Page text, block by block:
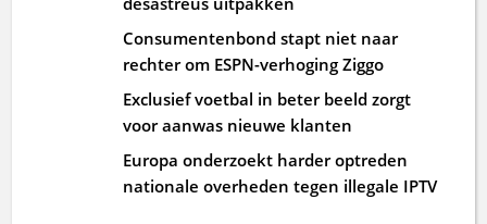
Consumentenbond stapt niet naar
rechter om ESPN-verhoging Ziggo
Exclusief voetbal in beter beeld zorgt
voor aanwas nieuwe klanten
Europa onderzoekt harder optreden
nationale overheden tegen illegale IPTV